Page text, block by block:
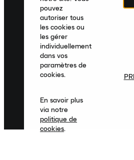
pouvez
autoriser tous
les cookies ou
les gérer
individuellement
dans vos
paramètres de
cookies.
En savoir plus
via notre
politique de
cookies.